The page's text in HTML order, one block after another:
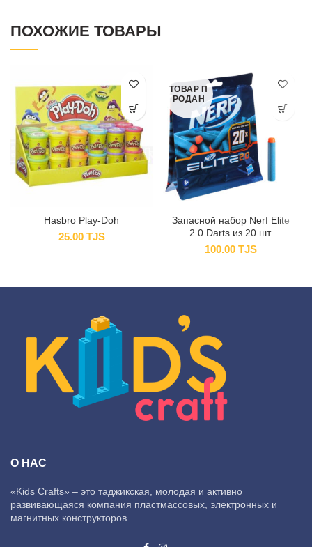
ПОХОЖИЕ ТОВАРЫ
Hasbro Play-Doh
25.00 TJS
ТОВАР П
РОДАН
Запасной набор Nerf Elite
2.0 Darts из 20 шт.
100.00 TJS
О НАС
«Kids Crafts» – это таджикская, молодая и активно
развивающаяся компания пластмассовых, электронных и
магнитных конструкторов.